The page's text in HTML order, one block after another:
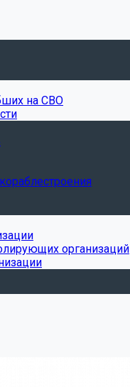
на СВО
организаций